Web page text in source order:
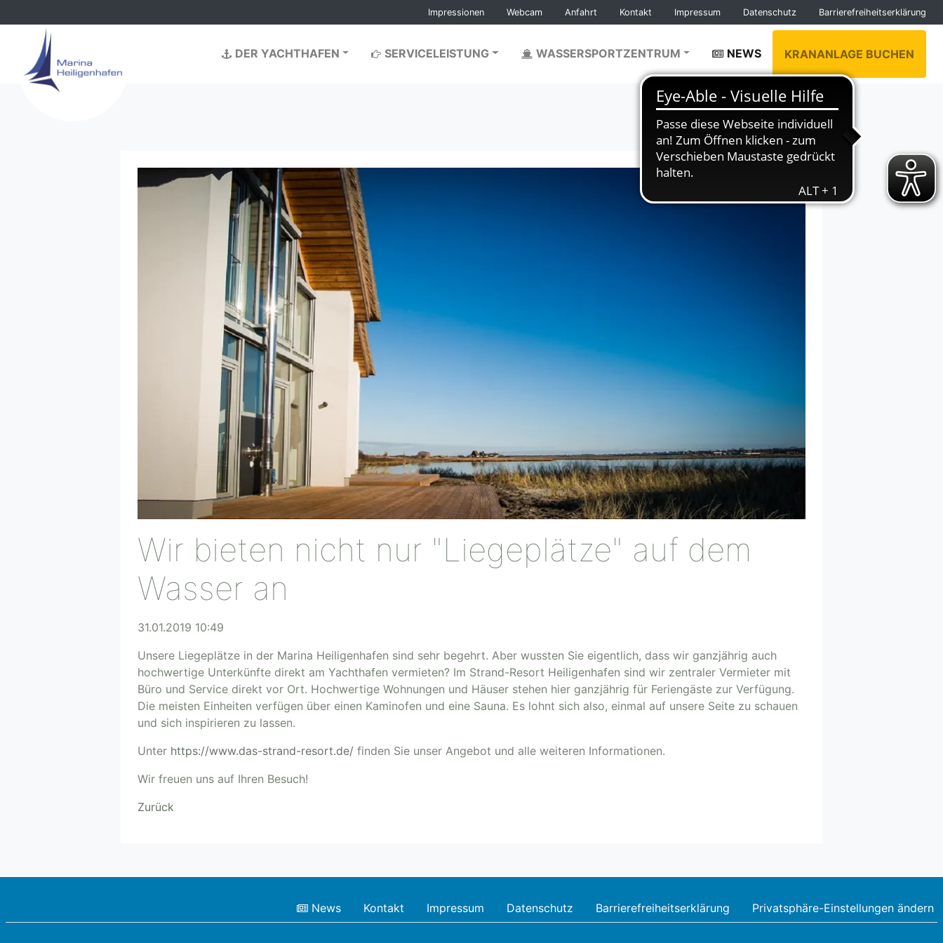
Impressionen Webcam Anfahrt Kontakt Impressum Datenschutz Barrierefreiheitserklärung
DER YACHTHAFEN
SERVICELEISTUNG WASSERSPORTZENTRUM NEWS KRANANLAGE BUCHEN
Wir bieten nicht nur "Liegeplätze" auf dem
Wasser an
31.01.2019 10:49
Unsere Liegeplätze in der Marina Heiligenhafen sind sehr begehrt. Aber wussten Sie eigentlich, dass wir ganzjährig auch
hochwertige Unterkünfte direkt am Yachthafen vermieten? Im Strand-Resort Heiligenhafen sind wir zentraler Vermieter mit
Büro und Service direkt vor Ort. Hochwertige Wohnungen und Häuser stehen hier ganzjährig für Feriengäste zur Verfügung.
Die meisten Einheiten verfügen über einen Kaminofen und eine Sauna. Es lohnt sich also, einmal auf unsere Seite zu schauen
und sich inspirieren zu lassen.
Unter https://www.das-strand-resort.de/ finden Sie unser Angebot und alle weiteren Informationen.
Wir freuen uns auf Ihren Besuch!
Zurück
News Kontakt Impressum Datenschutz Barrierefreiheitserklärung Privatsphäre-Einstellungen ändern